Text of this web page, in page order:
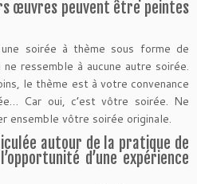
œuvres peuvent être peintes
soirée à thème sous forme de
ressemble à aucune autre soirée.
le thème est à votre convenance
Car oui, c’est vôtre soirée. Ne
ensemble vôtre soirée originale.
autour de la pratique de
d’une expérience